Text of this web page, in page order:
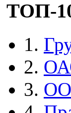
ТОП-
1.
2.
3.